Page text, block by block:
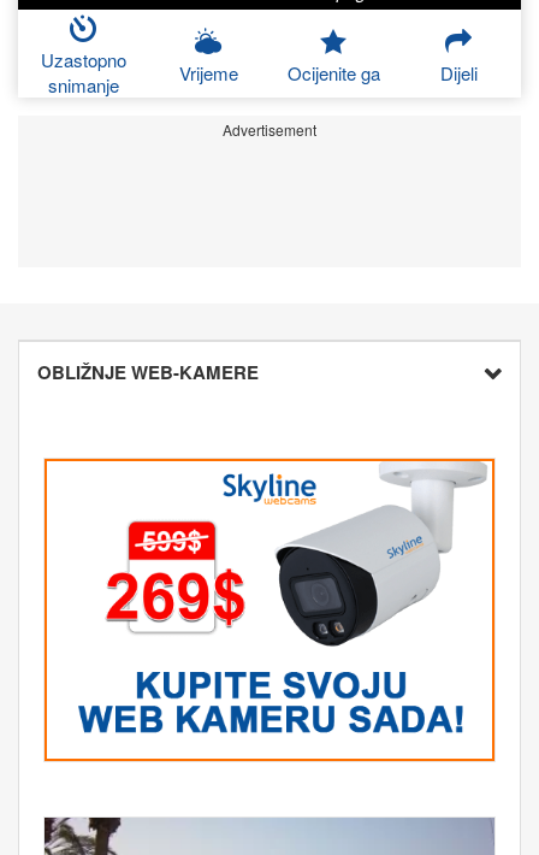
Uzastopno
snimanje
Vrijeme Ocijenite ga Dijeli
Advertisement
OBLIŽNJE WEB-KAMERE